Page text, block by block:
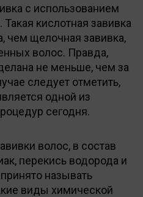
с использованием
кислотная завивка
чем щелочная завивка,
волос. Правда,
не меньше, чем за
следует отметить,
одной из
сегодня.
волос, в состав
перекись водорода и
называть
виды химической